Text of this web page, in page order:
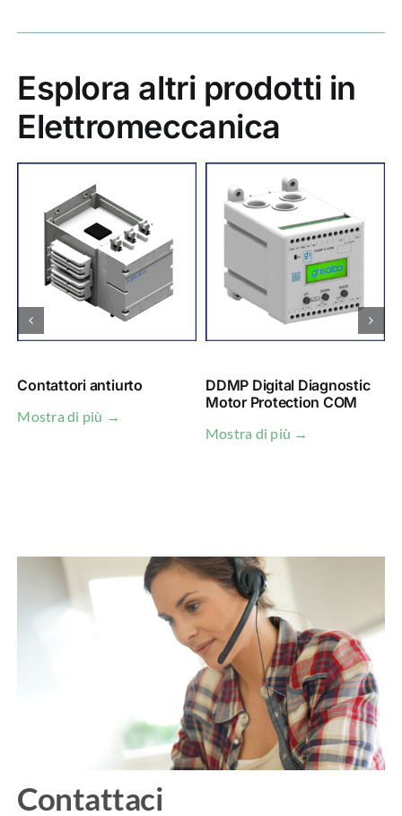
Esplora altri prodotti in
Elettromeccanica
Contattori antiurto
Mostra di più →
DDMP Digital Diagnostic
Motor Protection COM
Mostra di più →
Contattaci